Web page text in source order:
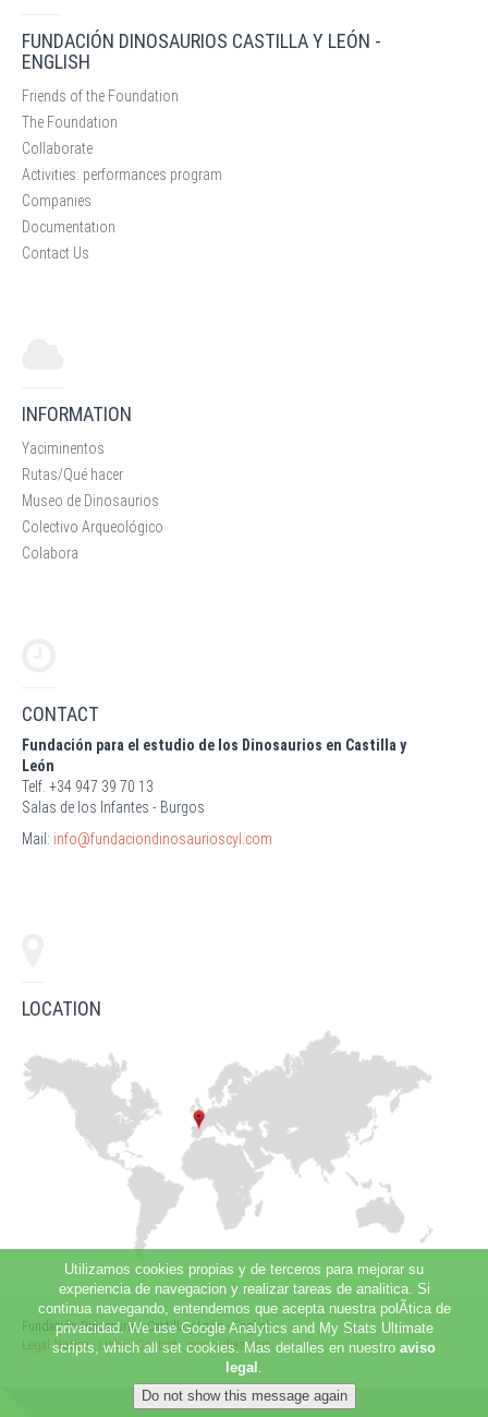
FUNDACIÓN DINOSAURIOS CASTILLA Y LEÓN -
ENGLISH
Friends of the Foundation
The Foundation
Collaborate
Activities: performances program
Companies
Documentation
Contact Us
INFORMATION
Yaciminentos
Rutas/Qué hacer
Museo de Dinosaurios
Colectivo Arqueológico
Colabora
CONTACT
Fundación para el estudio de los Dinosaurios en Castilla y
León
Telf. +34 947 39 70 13
Salas de los Infantes - Burgos
Mail: info@fundaciondinosaurioscyl.com
LOCATION
Fundación Dinosaurios Castilla y León - English
Legal Notice· Links·Contact·menosdiez.com
Utilizamos cookies propias y de terceros para mejorar su
experiencia de navegacion y realizar tareas de analitica. Si
continua navegando, entendemos que acepta nuestra polÃ­tica de
privacidad. We use Google Analytics and My Stats Ultimate
scripts, which all set cookies. Mas detalles en nuestro aviso
legal .